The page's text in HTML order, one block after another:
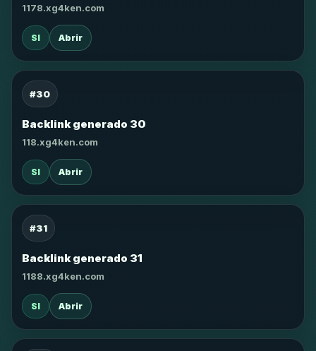
1178.xg4ken.com
SI Abrir
#30
Backlink generado 30
118.xg4ken.com
SI Abrir
#31
Backlink generado 31
1188.xg4ken.com
SI Abrir